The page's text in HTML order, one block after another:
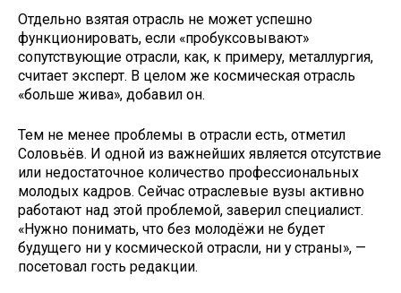
Отдельно взятая отрасль не может успешно
функционировать, если «пробуксовывают»
сопутствующие отрасли, как, к примеру, металлургия,
считает эксперт. В целом же космическая отрасль
«больше жива», добавил он.
Тем не менее проблемы в отрасли есть, отметил
Соловьёв. И одной из важнейших является отсутствие
или недостаточное количество профессиональных
молодых кадров. Сейчас отраслевые вузы активно
работают над этой проблемой, заверил специалист.
«Нужно понимать, что без молодёжи не будет
будущего ни у космической отрасли, ни у страны», —
посетовал гость редакции.